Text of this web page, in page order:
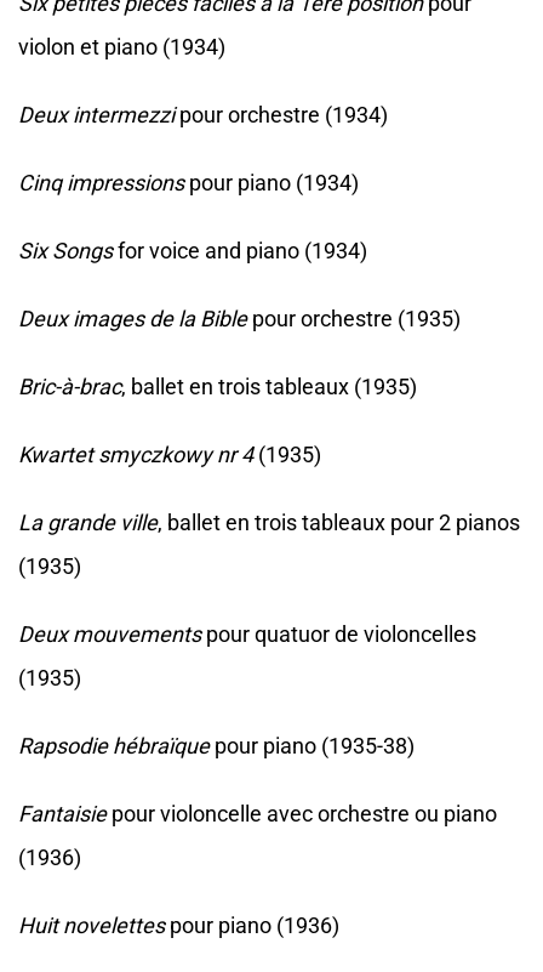
violon et piano (1934)
Deux intermezzipour orchestre (1934)
Cinq impressionspour piano (1934)
Six Songsfor voice and piano (1934)
Deux images de la Biblepour orchestre (1935)
Bric-à-brac, ballet en trois tableaux (1935)
Kwartet smyczkowy nr 4(1935)
La grande ville, ballet en trois tableaux pour 2 pianos
(1935)
Deux mouvementspour quatuor de violoncelles
(1935)
Rapsodie hébraïquepour piano (1935-38)
Fantaisiepour violoncelle avec orchestre ou piano
(1936)
Huit novelettespour piano (1936)